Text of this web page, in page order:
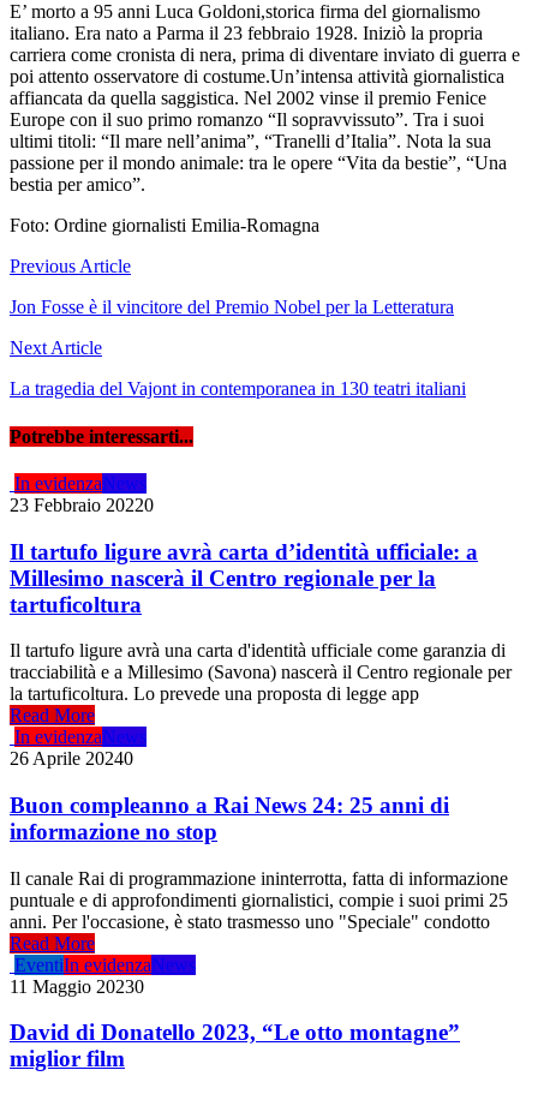
E’ morto a 95 anni Luca Goldoni,storica firma del giornalismo
italiano. Era nato a Parma il 23 febbraio 1928. Iniziò la propria
carriera come cronista di nera, prima di diventare inviato di guerra e
poi attento osservatore di costume.Un’intensa attività giornalistica
affiancata da quella saggistica. Nel 2002 vinse il premio Fenice
Europe con il suo primo romanzo “Il sopravvissuto”. Tra i suoi
ultimi titoli: “Il mare nell’anima”, “Tranelli d’Italia”. Nota la sua
passione per il mondo animale: tra le opere “Vita da bestie”, “Una
bestia per amico”.
Foto: Ordine giornalisti Emilia-Romagna
Navigazione
articoli
Previous Article
Jon Fosse è il vincitore del Premio Nobel per la Letteratura
Next Article
La tragedia del Vajont in contemporanea in 130 teatri italiani
Potrebbe interessarti...
In evidenzaNews
23 Febbraio 20220
Il tartufo ligure avrà carta d’identità ufficiale: a
Millesimo nascerà il Centro regionale per la
tartuficoltura
Il tartufo ligure avrà una carta d'identità ufficiale come garanzia di
tracciabilità e a Millesimo (Savona) nascerà il Centro regionale per
la tartuficoltura. Lo prevede una proposta di legge app
Read More
In evidenzaNews
26 Aprile 20240
Buon compleanno a Rai News 24: 25 anni di
informazione no stop
Il canale Rai di programmazione ininterrotta, fatta di informazione
puntuale e di approfondimenti giornalistici, compie i suoi primi 25
anni. Per l'occasione, è stato trasmesso uno "Speciale" condotto
Read More
EventiIn evidenzaNews
11 Maggio 20230
David di Donatello 2023, “Le otto montagne”
miglior film